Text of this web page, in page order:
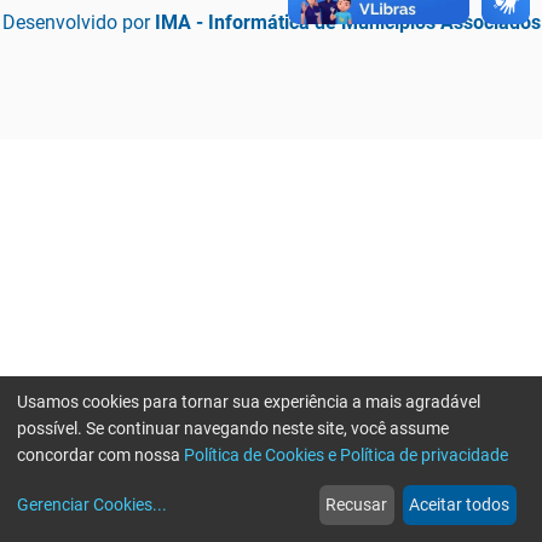
Desenvolvido por IMA - Informática de Municípios Associados
web
Notícias
more_horiz
Mais
Usamos cookies para tornar sua experiência a mais agradável
possível. Se continuar navegando neste site, você assume
concordar com nossa Política de Cookies e Política de privacidade
Gerenciar Cookies... Recusar Aceitar todos
Erro ao enviar informações, por favor tente novamente